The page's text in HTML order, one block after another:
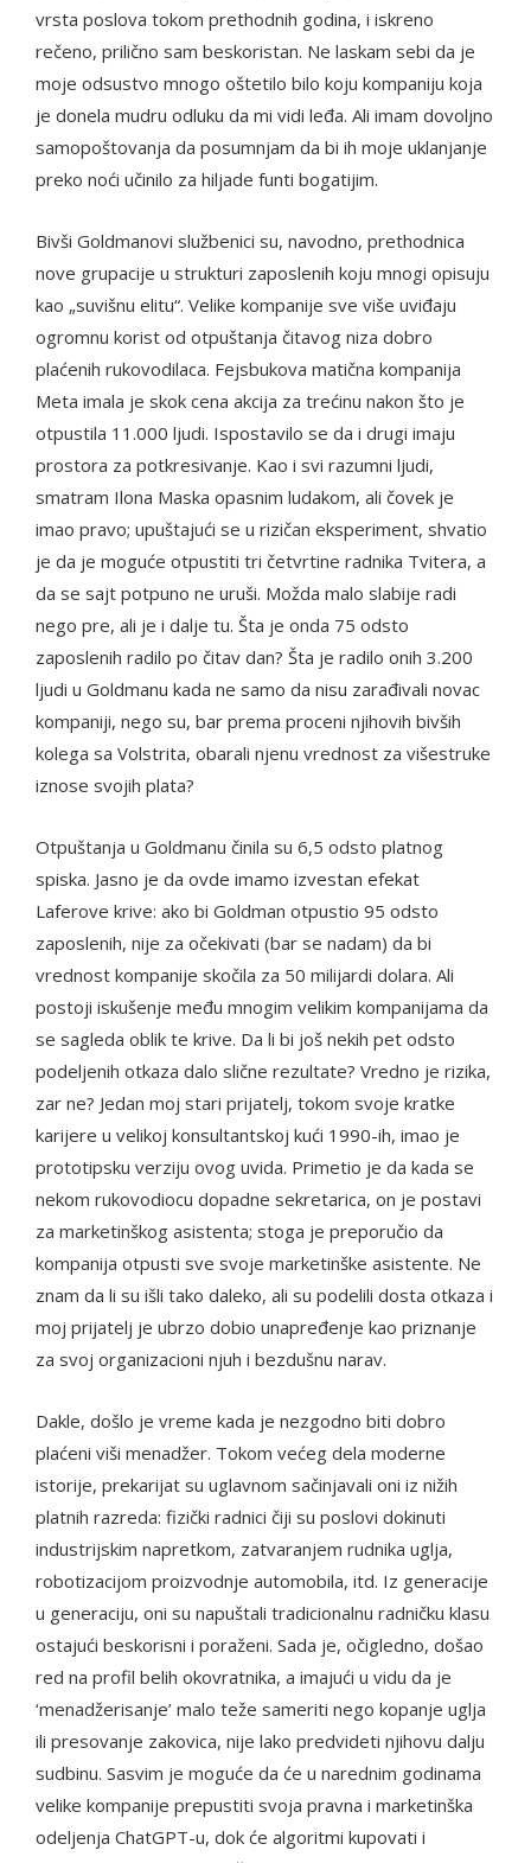
vrsta poslova tokom prethodnih godina, i iskreno
rečeno, prilično sam beskoristan. Ne laskam sebi da je
moje odsustvo mnogo oštetilo bilo koju kompaniju koja
je donela mudru odluku da mi vidi leđa. Ali imam dovoljno
samopoštovanja da posumnjam da bi ih moje uklanjanje
preko noći učinilo za hiljade funti bogatijim.
Bivši Goldmanovi službenici su, navodno, prethodnica
nove grupacije u strukturi zaposlenih koju mnogi opisuju
kao „suvišnu elitu“. Velike kompanije sve više uviđaju
ogromnu korist od otpuštanja čitavog niza dobro
plaćenih rukovodilaca. Fejsbukova matična kompanija
Meta imala je skok cena akcija za trećinu nakon što je
otpustila 11.000 ljudi. Ispostavilo se da i drugi imaju
prostora za potkresivanje. Kao i svi razumni ljudi,
smatram Ilona Maska opasnim ludakom, ali čovek je
imao pravo; upuštajući se u rizičan eksperiment, shvatio
je da je moguće otpustiti tri četvrtine radnika Tvitera, a
da se sajt potpuno ne uruši. Možda malo slabije radi
nego pre, ali je i dalje tu. Šta je onda 75 odsto
zaposlenih radilo po čitav dan? Šta je radilo onih 3.200
ljudi u Goldmanu kada ne samo da nisu zarađivali novac
kompaniji, nego su, bar prema proceni njihovih bivših
kolega sa Volstrita, obarali njenu vrednost za višestruke
iznose svojih plata?
Otpuštanja u Goldmanu činila su 6,5 odsto platnog
spiska. Jasno je da ovde imamo izvestan efekat
Laferove krive: ako bi Goldman otpustio 95 odsto
zaposlenih, nije za očekivati (bar se nadam) da bi
vrednost kompanije skočila za 50 milijardi dolara. Ali
postoji iskušenje među mnogim velikim kompanijama da
se sagleda oblik te krive. Da li bi još nekih pet odsto
podeljenih otkaza dalo slične rezultate? Vredno je rizika,
zar ne? Jedan moj stari prijatelj, tokom svoje kratke
karijere u velikoj konsultantskoj kući 1990-ih, imao je
prototipsku verziju ovog uvida. Primetio je da kada se
nekom rukovodiocu dopadne sekretarica, on je postavi
za marketinškog asistenta; stoga je preporučio da
kompanija otpusti sve svoje marketinške asistente. Ne
znam da li su išli ​​tako daleko, ali su podelili dosta otkaza i
moj prijatelj je ubrzo dobio unapređenje kao priznanje
za svoj organizacioni njuh i bezdušnu narav.
Dakle, došlo je vreme kada je nezgodno biti dobro
plaćeni viši menadžer. Tokom većeg dela moderne
istorije, prekarijat su uglavnom sačinjavali oni iz nižih
platnih razreda: fizički radnici čiji su poslovi dokinuti
industrijskim napretkom, zatvaranjem rudnika uglja,
robotizacijom proizvodnje automobila, itd. Iz generacije
u generaciju, oni su napuštali tradicionalnu radničku klasu
ostajući beskorisni i poraženi. Sada je, očigledno, došao
red na profil belih okovratnika, a imajući u vidu da je
‘menadžerisanje’ malo teže sameriti nego kopanje uglja
ili presovanje zakovica, nije lako predvideti njihovu dalju
sudbinu. Sasvim je moguće da će u narednim godinama
velike kompanije prepustiti svoja pravna i marketinška
odeljenja ChatGPT-u, dok će algoritmi kupovati i